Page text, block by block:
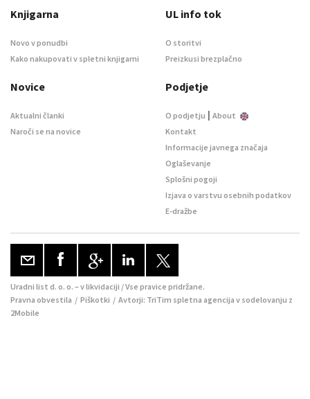
Knjigarna
Novo v ponudbi
Kako nakupovati v spletni knjigarni
UL info tok
O storitvi
Preizkusi brezplačno
Novice
Aktualni članki
Naroči se na novice
Podjetje
O podjetju | About
Kontakt
Informacije javnega značaja
Oglaševanje
Splošni pogoji
Izjava o varstvu osebnih podatkov
E-dražbe
Uradni list d. o. o. – v likvidaciji / Vse pravice pridržane.
Pravna obvestila / Piškotki / Avtorji: TriTim spletna agencija v sodelovanju z
2Mobile